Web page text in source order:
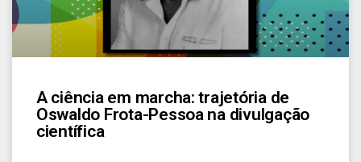
A ciência em marcha: trajetória de
Oswaldo Frota-Pessoa na divulgação
científica